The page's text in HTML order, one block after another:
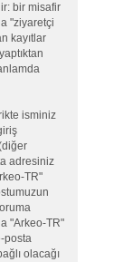
bir misafir
"ziyaretçi
kayıtlar
isminiz
adresiniz
TR"
"Arkeo-TR"
posta
olacağı